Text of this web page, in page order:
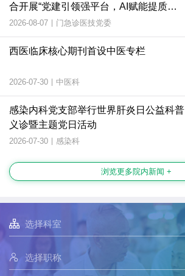
合开展“党建引领强平台，AI赋能提质
效”主题党日活动
2026-08-07 | 门急诊医技党委
西医临床核心期刊首设中医专栏
2026-07-30 | 中医科
感染内科党支部举行世界肝炎日公益科普
义诊暨主题党日活动
2026-07-30 | 感染科
浏览更多院内新闻 +

